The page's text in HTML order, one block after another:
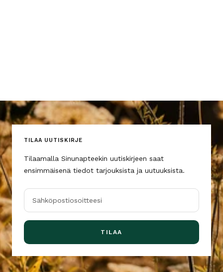
TILAA UUTISKIRJE
Tilaamalla Sinunapteekin uutiskirjeen saat
ensimmäisenä tiedot tarjouksista ja uutuuksista.
Sähköpostiosoitteesi
TILAA